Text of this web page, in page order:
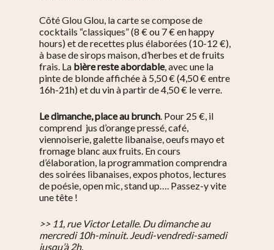
Côté Glou Glou, la carte se compose de
cocktails “classiques” (8 € ou 7 € en happy
hours) et de recettes plus élaborées (10-12 €),
à base de sirops maison, d’herbes et de fruits
frais. La bière reste abordable, avec une la
pinte de blonde affichée à 5,50 € (4,50 € entre
16h-21h) et du vin à partir de 4,50 € le verre.
Le dimanche, place au brunch. Pour 25 €, il
comprend jus d’orange pressé, café,
viennoiserie, galette libanaise, oeufs mayo et
fromage blanc aux fruits. En cours
d’élaboration, la programmation comprendra
des soirées libanaises, expos photos, lectures
de poésie, open mic, stand up…. Passez-y vite
une tête !
>> 11, rue Victor Letalle. Du dimanche au
mercredi 10h-minuit. Jeudi-vendredi-samedi
jusqu’à 2h.